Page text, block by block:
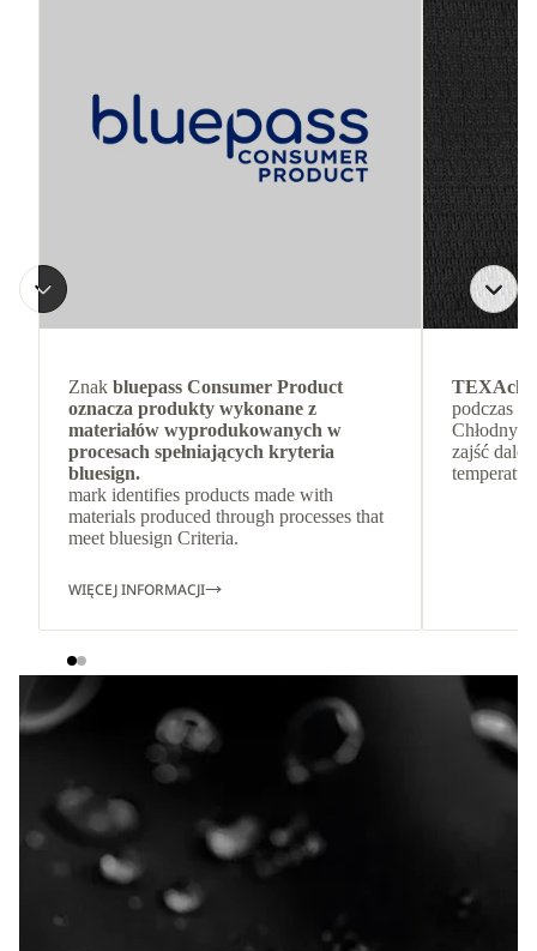
Znak bluepass Consumer Product
oznacza produkty wykonane z
materiałów wyprodukowanych w
procesach spełniających kryteria
bluesign.
mark identifies products made with
materials produced through processes that
meet bluesign Criteria.
WIĘCEJ INFORMACJI
podczas
Chłodny
zajść